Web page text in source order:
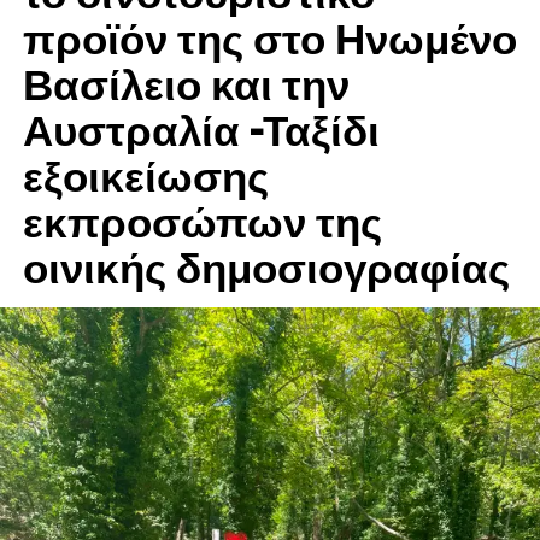
RELATED TOPICS:
«Chapter Five» από το Περιφερειακό Τμήμα Ε.Ε.Σ.
Θεσσαλονίκης
Τα 20 χρόνια λειτουργίας της γιόρτασε η
Παρευξείνια Τράπεζα
προϊόν της στο Ηνωμένο
Βασίλειο και την
Αυστραλία -Ταξίδι
εξοικείωσης
εκπροσώπων της
οινικής δημοσιογραφίας